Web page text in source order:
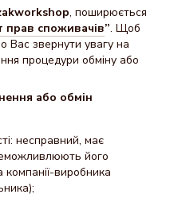
, поширюється
прав споживачів”. Щоб
Вас звернути увагу на
процедури обміну або
або обмін
несправний, має
його
виробника